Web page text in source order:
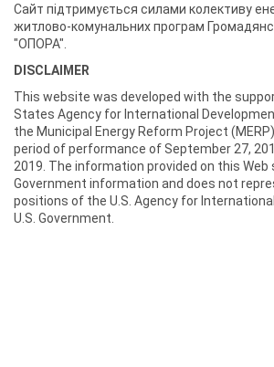
Сайт підтримується силами колективу
житлово-комунальних програм
"ОПОРА".
DISCLAIMER
This website was developed with the
States Agency for International
the Municipal Energy Reform Project
period of performance of September 27,
2019. The information provided on this Web
Government information and does not
positions of the U.S. Agency for
U.S. Government.